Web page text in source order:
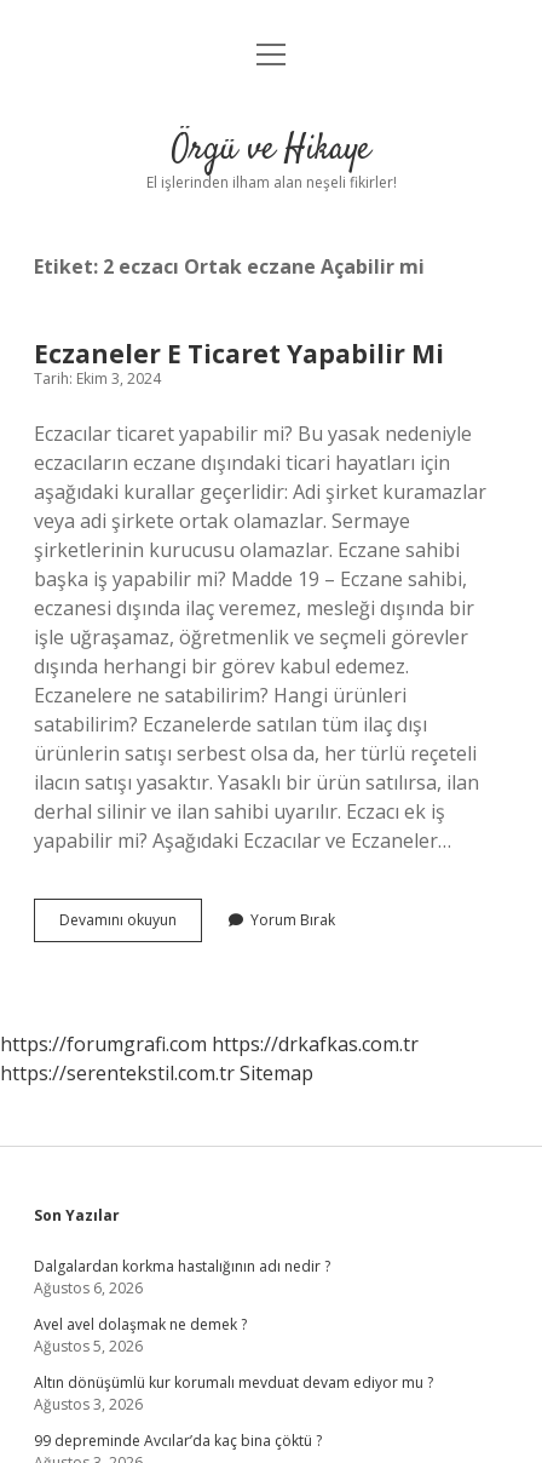
Anasayfa
Yasal Uyarı
menüyü
Örgü ve Hikaye
El işlerinden ilham alan neşeli fikirler!
Etiket: 2 eczacı Ortak eczane Açabilir mi
Eczaneler E Ticaret Yapabilir Mi
Tarih: Ekim 3, 2024
Eczacılar ticaret yapabilir mi? Bu yasak nedeniyle
eczacıların eczane dışındaki ticari hayatları için
aşağıdaki kurallar geçerlidir: Adi şirket kuramazlar
veya adi şirkete ortak olamazlar. Sermaye
şirketlerinin kurucusu olamazlar. Eczane sahibi
başka iş yapabilir mi? Madde 19 – Eczane sahibi,
eczanesi dışında ilaç veremez, mesleği dışında bir
işle uğraşamaz, öğretmenlik ve seçmeli görevler
dışında herhangi bir görev kabul edemez.
Eczanelere ne satabilirim? Hangi ürünleri
satabilirim? Eczanelerde satılan tüm ilaç dışı
ürünlerin satışı serbest olsa da, her türlü reçeteli
ilacın satışı yasaktır. Yasaklı bir ürün satılırsa, ilan
derhal silinir ve ilan sahibi uyarılır. Eczacı ek iş
yapabilir mi? Aşağıdaki Eczacılar ve Eczaneler…
Devamını okuyun Eczaneler
E
Yorum Bırak
https://forumgrafi.com https://drkafkas.com.tr
https://serentekstil.com.trSitemap
Sidebar
Son Yazılar
Dalgalardan korkma hastalığının adı nedir ?
Ağustos 6, 2026
Avel avel dolaşmak ne demek ?
Ağustos 5, 2026
Altın dönüşümlü kur korumalı mevduat devam ediyor mu ?
Ağustos 3, 2026
99 depreminde Avcılar’da kaç bina çöktü ?